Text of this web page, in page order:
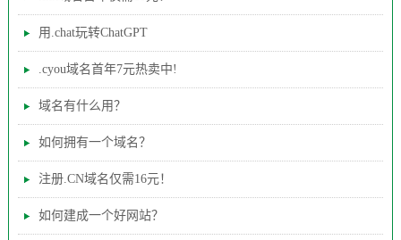
用.chat玩转ChatGPT
.cyou域名首年7元热卖中!
域名有什么用？
如何拥有一个域名？
注册.CN域名仅需16元！
如何建成一个好网站？